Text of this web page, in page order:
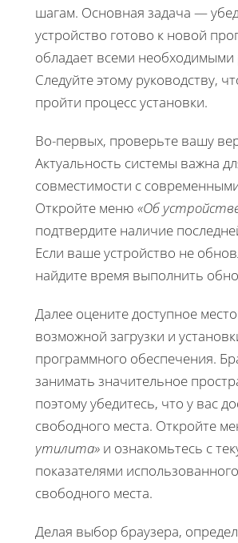
шагам. Основная задача —
устройство готово к новой
обладает всеми необходимыми
Следуйте этому руководству,
пройти процесс установки.
Во-первых, проверьте вашу
Актуальность системы важна
совместимости с
Откройте меню «Об
подтвердите наличие
Если ваше устройство не
найдите время выполнить
Далее оцените доступное
возможной загрузки и
программного обеспечения.
занимать значительное
поэтому убедитесь, что у вас
свободного места. Откройте
утилита» и ознакомьтесь с
показателями
свободного места.
Делая выбор браузера,